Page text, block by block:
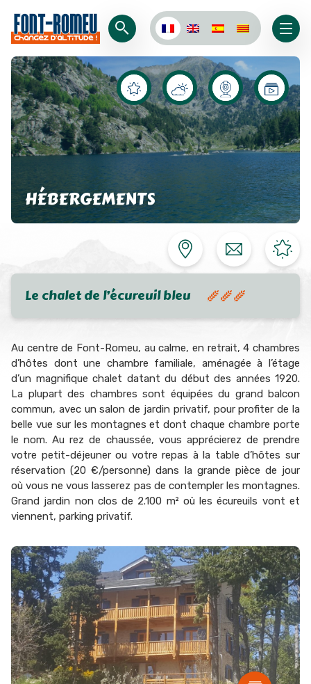
HÉBERGEMENTS
Le chalet de l’écureuil bleu
Au centre de Font-Romeu, au calme, en retrait, 4 chambres
d’hôtes dont une chambre familiale, aménagée à l’étage
d’un magnifique chalet datant du début des années 1920.
La plupart des chambres sont équipées du grand balcon
commun, avec un salon de jardin privatif, pour profiter de la
belle vue sur les montagnes et dont chaque chambre porte
le nom. Au rez de chaussée, vous apprécierez de prendre
votre petit-déjeuner ou votre repas à la table d’hôtes sur
réservation (20 €/personne) dans la grande pièce de jour
où vous ne vous lasserez pas de contempler les montagnes.
Grand jardin non clos de 2.100 m² où les écureuils vont et
viennent, parking privatif.